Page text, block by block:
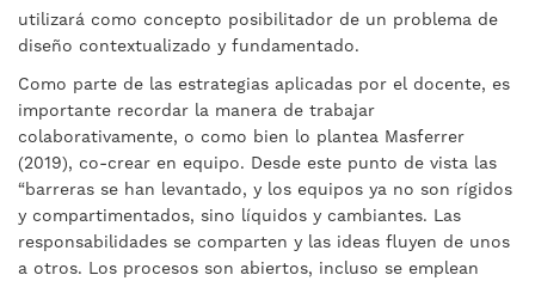
utilizará como concepto posibilitador de un problema de
diseño contextualizado y fundamentado.
Como parte de las estrategias aplicadas por el docente, es
importante recordar la manera de trabajar
colaborativamente, o como bien lo plantea Masferrer
(2019), co-crear en equipo. Desde este punto de vista las
“barreras se han levantado, y los equipos ya no son rígidos
y compartimentados, sino líquidos y cambiantes. Las
responsabilidades se comparten y las ideas fluyen de unos
a otros. Los procesos son abiertos, incluso se emplean